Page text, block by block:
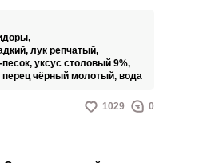
использовать в качестве
гарнира или подавать как
отдельную закуску, дополнив
хлебом.
лук репчатый,
уксус столовый 9%,
перец чёрный молотый, вода
1029 0